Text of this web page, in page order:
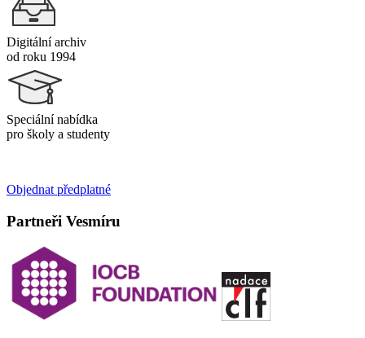
Digitální archiv
od roku 1994
Speciální nabídka
pro školy a studenty
Objednat předplatné
Partneři Vesmíru